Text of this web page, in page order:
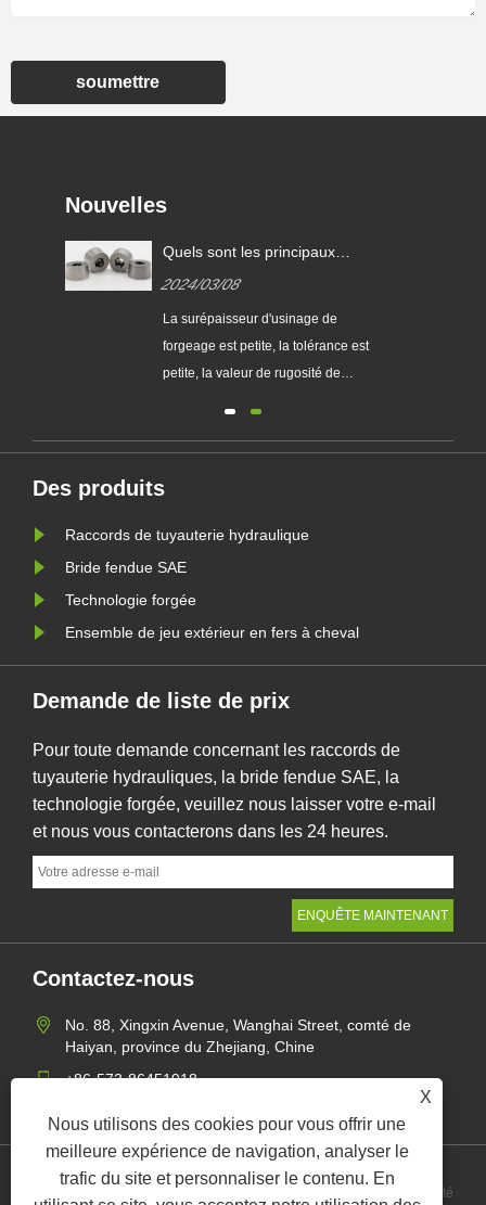
soumettre
X
Nous utilisons des cookies pour vous offrir une
meilleure expérience de navigation, analyser le
trafic du site et personnaliser le contenu. En
Nouvelles
Quels sont les principaux
précision par rapport au
matriçage ordinaire ?
2024/03/08
La surépaisseur d'usinage de
forgeage est petite, la tolérance est
petite, la valeur de rugosité de
des pièces, il permet donc
d'économiser de la matière...
Des produits
Raccords de tuyauterie hydraulique
Bride fendue SAE
Technologie forgée
Ensemble de jeu extérieur en fers à cheval
Demande de liste de prix
Pour toute demande concernant les raccords de
tuyauterie hydrauliques, la bride fendue SAE, la
technologie forgée, veuillez nous laisser votre e-mail
et nous vous contacterons dans les 24 heures.
Contactez-nous
No. 88, Xingxin Avenue, Wanghai Street, comté de
Haiyan, province du Zhejiang, Chine
+86-573-86451918
politique de confidentialité